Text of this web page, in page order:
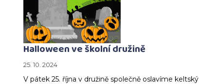
Halloween ve školní družině
25. 10. 2024
V pátek 25. října v družině společně oslavíme keltský